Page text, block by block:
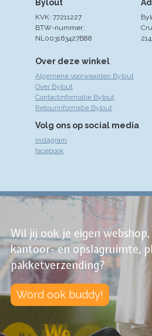
Over deze winkel
Algemene voorwaarden Bylout
Over Bylout
Contactinformatie Bylout
Retourinformatie Bylout
Volg ons op social media
instagram
facebook
Bylout
KVK: 77211227
BTW-nummer:
NL003163427B88
Wil jij ook je eigen
kantoor- en opslagruimte,
pakketverzending?
Word ook buddy!